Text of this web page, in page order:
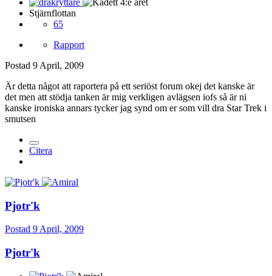
Stjärnflottan
65
Rapport
Postad 9 April, 2009
Är detta något att raportera på ett seriöst forum okej det kanske är
det men att stödja tanken är mig verkligen avlägsen iofs så är ni
kanske ironiska annars tycker jag synd om er som vill dra Star Trek i
smutsen
Citera
Pjotr'k
Postad 9 April, 2009
Pjotr'k